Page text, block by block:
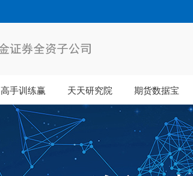
高手训练赢 天天研究院 期货数据宝